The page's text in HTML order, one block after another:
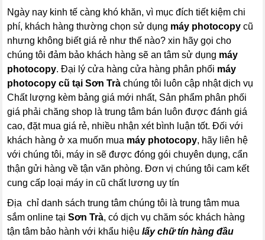
Ngày nay kinh tế càng khó khăn, vì mục đích tiết kiệm chi
phí, khách hàng thường chọn sử dụng máy photocopy cũ
nhưng không biết giá rẻ như thế nào? xin hãy gọi cho
chúng tôi đảm bảo khách hàng sẽ an tâm sử dụng máy
photocopy. Đại lý cửa hàng cửa hàng phân phối máy
photocopy cũ tại Sơn Trà chúng tôi luôn cập nhật dịch vụ
Chất lượng kèm bảng giá mới nhất, Sản phẩm phân phối
giá phải chăng shop là trung tâm bán luôn được đánh giá
cao, đặt mua giá rẻ, nhiều nhận xét bình luận tốt. Đối với
khách hàng ở xa muốn mua máy photocopy, hãy liên hệ
với chúng tôi, máy in sẽ được đóng gói chuyên dụng, cẩn
thận gửi hàng về tận văn phòng. Đơn vị chúng tôi cam kết
cung cấp loại máy in cũ chất lương uy tín
Địa chỉ danh sách trung tâm chúng tôi là trung tâm mua
sắm online tạiSơn Trà, có dịch vụ chăm sóc khách hàng
tận tâm bảo hành với khẩu hiệulấy chữ tín hàng đầu